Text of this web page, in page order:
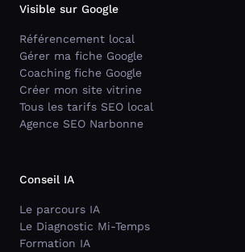
Visible sur Google
Référencement local
Gérer ma fiche Google
Coaching fiche Google
Créer mon site vitrine
Tous les tarifs SEO local
Agence SEO Narbonne
Conseil IA
Le parcours IA
Le Diagnostic Mi-Temps
Formation IA